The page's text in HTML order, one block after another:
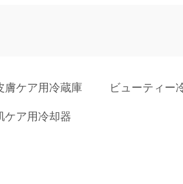
膚ケア用冷蔵庫 ビューティー
ケア用冷却器